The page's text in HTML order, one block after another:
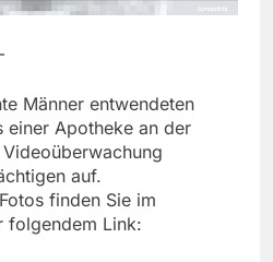
Männer entwendeten
einer Apotheke an der
auf.
finden Sie im
folgendem Link: